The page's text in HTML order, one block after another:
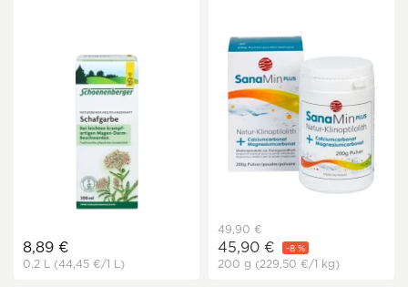
8,89 €
0.2 L (44,45 €/1 L)
49,90 €
45,90 € -8 %
200 g (229,50 €/1 kg)